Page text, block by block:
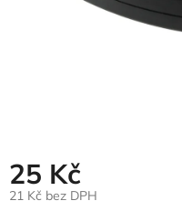
25 Kč
21 Kč bez DPH